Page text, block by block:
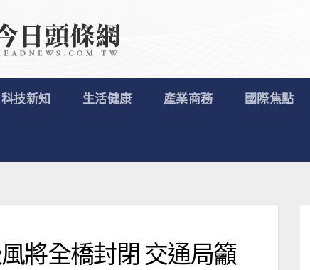
科技新知 生活健康 產業商務 國際焦點
將全橋封閉 交通局籲